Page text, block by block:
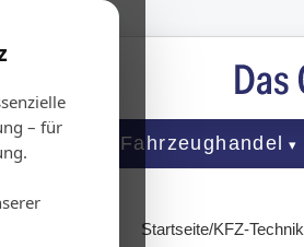
– für
Fahrzeughandel
Startseite/KFZ-Technik